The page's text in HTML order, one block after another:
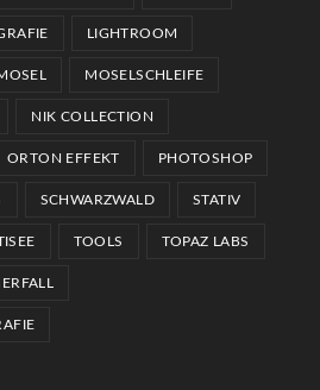
LIGHTROOM
MOSELSCHLEIFE
NIK COLLECTION
ORTON EFFEKT PHOTOSHOP
SCHWARZWALD STATIV
TOOLS TOPAZ LABS